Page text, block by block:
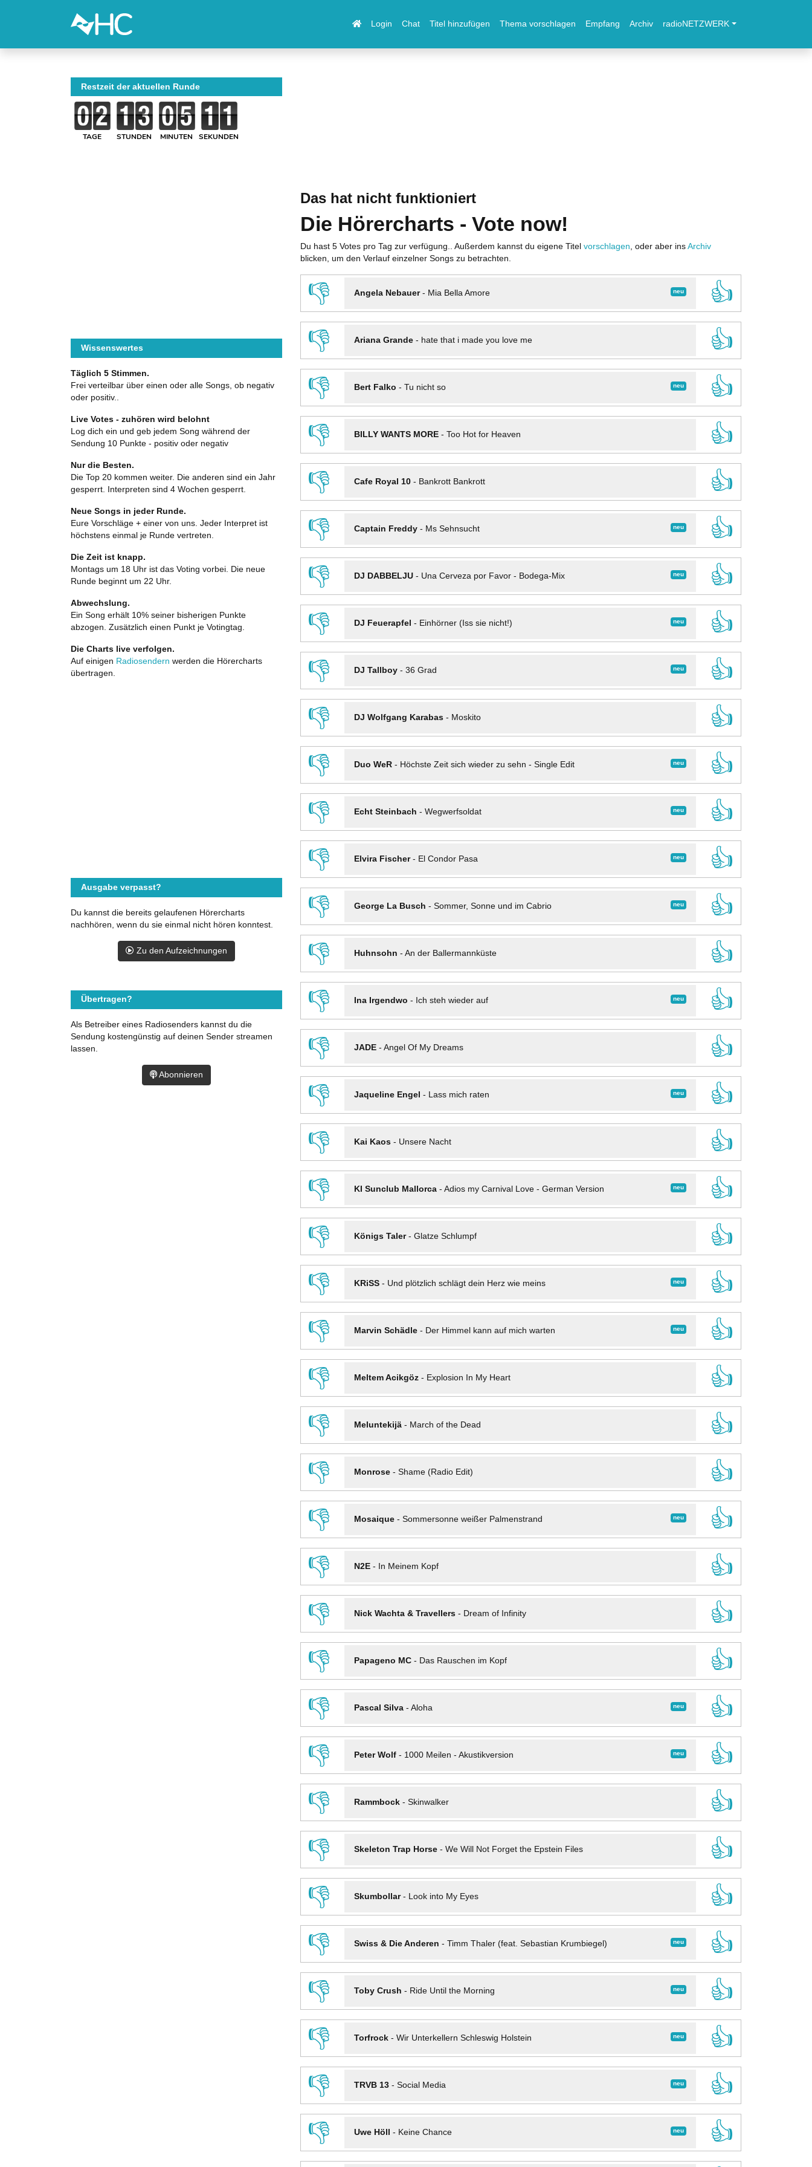
Login Chat Titel hinzufügen Thema vorschlagen Empfang Archiv radioNETZWERK
Das hat nicht funktioniert
Die Hörercharts - Vote now!
Du hast 5 Votes pro Tag zur verfügung.. Außerdem kannst du eigene Titel vorschlagen , oder aber ins Archiv
blicken, um den Verlauf einzelner Songs zu betrachten.
👎 neu
Angela Nebauer- Mia Bella Amore
👍
👎
Ariana Grande- hate that i made you love me
👍
👎
neu
Bert Falko - Tu nicht so
👍
👎
BILLY WANTS MORE- Too Hot for Heaven
👍
👎
Cafe Royal 10- Bankrott Bankrott
👍
👎
neu
Captain Freddy- Ms Sehnsucht
👍
👎
neu
DJ DABBELJU- Una Cerveza por Favor - Bodega-Mix
👍
👎
neu
DJ Feuerapfel - Einhörner (Iss sie nicht!)
👍
👎
neu
DJ Tallboy- 36 Grad
👍
👎
DJ Wolfgang Karabas- Moskito
👍
👎
neu
Duo WeR- Höchste Zeit sich wieder zu sehn - Single Edit
👍
👎
neu
Echt Steinbach - Wegwerfsoldat
👍
👎
neu
Elvira Fischer- El Condor Pasa
👍
👎
neu
George La Busch - Sommer, Sonne und im Cabrio
👍
👎
Huhnsohn - An der Ballermannküste
👍
👎
neu
Ina Irgendwo - Ich steh wieder auf
👍
👎
JADE- Angel Of My Dreams
👍
👎
neu
Jaqueline Engel - Lass mich raten
👍
👎
Kai Kaos- Unsere Nacht
👍
👎
neu
KI Sunclub Mallorca- Adios my Carnival Love - German Version
👍
👎
Königs Taler- Glatze Schlumpf
👍
👎
neu
KRiSS- Und plötzlich schlägt dein Herz wie meins
👍
👎
neu
Marvin Schädle- Der Himmel kann auf mich warten
👍
👎
Meltem Acikgöz- Explosion In My Heart
👍
👎
Meluntekijä- March of the Dead
👍
👎
Monrose- Shame (Radio Edit)
👍
👎
neu
Mosaique- Sommersonne weißer Palmenstrand
👍
👎
N2E- In Meinem Kopf
👍
👎
Nick Wachta & Travellers- Dream of Infinity
👍
👎
Papageno MC- Das Rauschen im Kopf
👍
👎
neu
Pascal Silva- Aloha
👍
👎
neu
Peter Wolf- 1000 Meilen - Akustikversion
👍
👎
Rammbock- Skinwalker
👍
👎
Skeleton Trap Horse- We Will Not Forget the Epstein Files
👍
👎
Skumbollar- Look into My Eyes
👍
👎
neu
Swiss & Die Anderen - Timm Thaler (feat. Sebastian Krumbiegel)
👍
👎
neu
Toby Crush - Ride Until the Morning
👍
👎
neu
Torfrock- Wir Unterkellern Schleswig Holstein
👍
👎
neu
TRVB 13- Social Media
👍
👎
neu
Uwe Höll - Keine Chance
👍
Restzeit der aktuellen Runde
TAGE STUNDEN MINUTEN SEKUNDEN
Wissenswertes
Täglich 5 Stimmen.
Frei verteilbar über einen oder alle Songs, ob negativ
oder positiv..
Live Votes - zuhören wird belohnt
Log dich ein und geb jedem Song während der
Sendung 10 Punkte - positiv oder negativ
Nur die Besten.
Die Top 20 kommen weiter. Die anderen sind ein Jahr
gesperrt. Interpreten sind 4 Wochen gesperrt.
Neue Songs in jeder Runde.
Eure Vorschläge + einer von uns. Jeder Interpret ist
höchstens einmal je Runde vertreten.
Die Zeit ist knapp.
Montags um 18 Uhr ist das Voting vorbei. Die neue
Runde beginnt um 22 Uhr.
Abwechslung.
Ein Song erhält 10% seiner bisherigen Punkte
abzogen. Zusätzlich einen Punkt je Votingtag.
Die Charts live verfolgen.
Auf einigen Radiosendern werden die Hörercharts
übertragen.
Ausgabe verpasst?
Du kannst die bereits gelaufenen Hörercharts
nachhören, wenn du sie einmal nicht hören konntest.
Zu den Aufzeichnungen
Übertragen?
Als Betreiber eines Radiosenders kannst du die
Sendung kostengünstig auf deinen Sender streamen
lassen.
Abonnieren